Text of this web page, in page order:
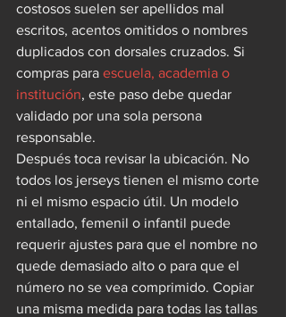
costosos suelen ser apellidos mal
escritos, acentos omitidos o nombres
duplicados con dorsales cruzados. Si
compras para escuela, academia o
institución, este paso debe quedar
validado por una sola persona
responsable.
Después toca revisar la ubicación. No
todos los jerseys tienen el mismo corte
ni el mismo espacio útil. Un modelo
entallado, femenil o infantil puede
requerir ajustes para que el nombre no
quede demasiado alto o para que el
número no se vea comprimido. Copiar
una misma medida para todas las tallas